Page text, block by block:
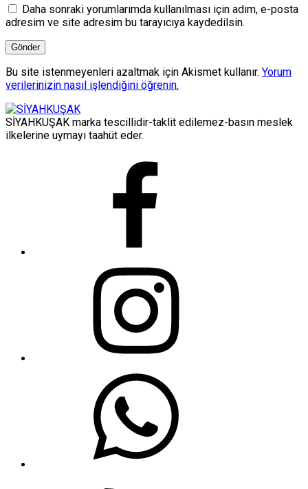
Daha sonraki yorumlarımda kullanılması için adım, e-posta
adresim ve site adresim bu tarayıcıya kaydedilsin.
Bu site istenmeyenleri azaltmak için Akismet kullanır. Yorum
verilerinizin nasıl işlendiğini öğrenin.
SİYAHKUŞAK marka tescillidir-taklit edilemez-basın meslek
ilkelerine uymayı taahüt eder.